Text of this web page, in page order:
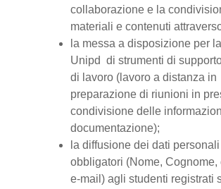
collaborazione e la
materiali e contenuti
la messa a disposizione per
Unipd di strumenti di
di lavoro (lavoro a distanza in
preparazione di riunioni in
condivisione delle
documentazione);
la diffusione dei dati personali
obbligatori (Nome, Cognome,
e-mail) agli studenti registrati